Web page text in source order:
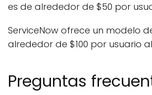
es de alrededor de $50 por
ServiceNow ofrece un modelo
alrededor de $100 por usuario
Preguntas